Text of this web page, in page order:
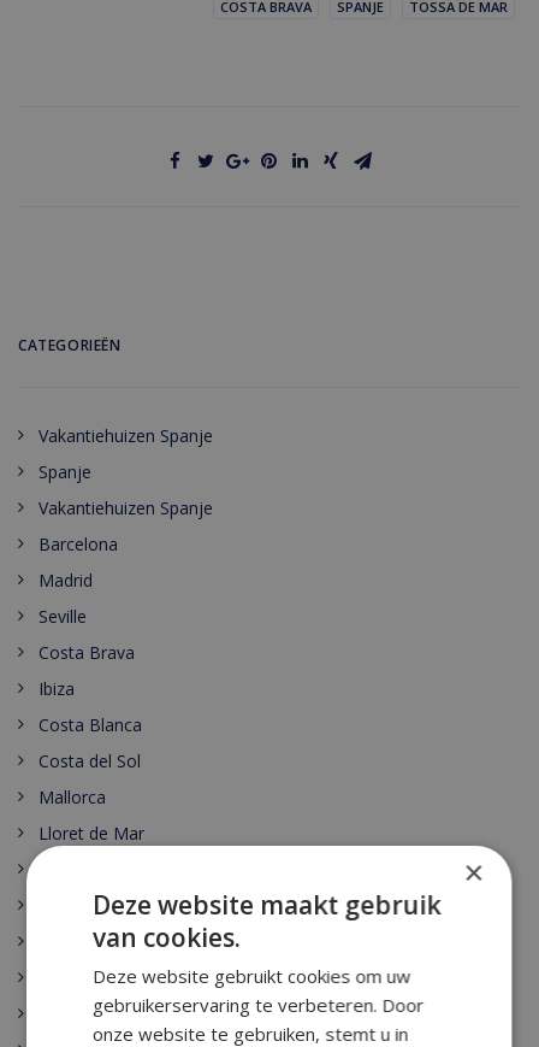
COSTA BRAVA SPANJE TOSSA DE MAR
CATEGORIEËN
Vakantiehuizen Spanje
Spanje
Vakantiehuizen Spanje
Barcelona
Madrid
Seville
Costa Brava
Ibiza
Costa Blanca
Costa del Sol
Mallorca
Lloret de Mar
Granada
Costa Maresme
Menorca
×
Deze website maakt gebruik
van cookies.
Deze website gebruikt cookies om uw
gebruikerservaring te verbeteren. Door
onze website te gebruiken, stemt u in